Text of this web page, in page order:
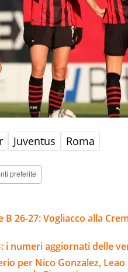
Juventus Roma
preferite
26-27: Vogliacco alla
i numeri aggiornati delle
per Nico Gonzalez,